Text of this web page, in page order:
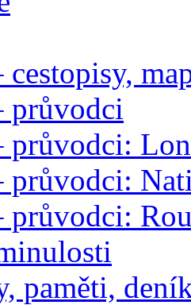
cestopisy,
průvodci
průvodci:
průvodci:
průvodci:
paměti,